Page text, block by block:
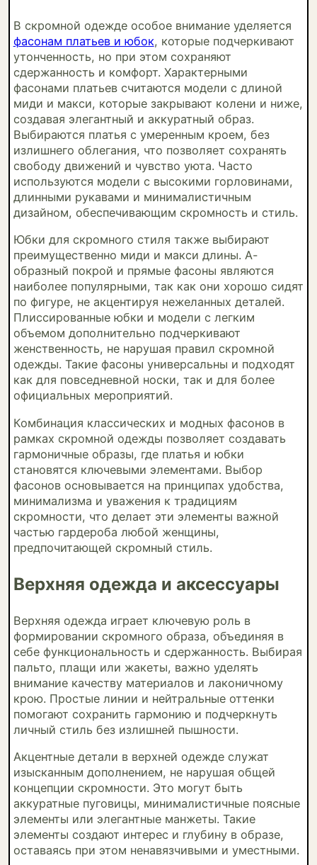
В скромной одежде особое внимание уделяется
фасонам платьев и юбок, которые подчеркивают
утонченность, но при этом сохраняют
сдержанность и комфорт. Характерными
фасонами платьев считаются модели с длиной
миди и макси, которые закрывают колени и ниже,
создавая элегантный и аккуратный образ.
Выбираются платья с умеренным кроем, без
излишнего облегания, что позволяет сохранять
свободу движений и чувство уюта. Часто
используются модели с высокими горловинами,
длинными рукавами и минималистичным
дизайном, обеспечивающим скромность и стиль.
Юбки для скромного стиля также выбирают
преимущественно миди и макси длины. А-
образный покрой и прямые фасоны являются
наиболее популярными, так как они хорошо сидят
по фигуре, не акцентируя нежеланных деталей.
Плиссированные юбки и модели с легким
объемом дополнительно подчеркивают
женственность, не нарушая правил скромной
одежды. Такие фасоны универсальны и подходят
как для повседневной носки, так и для более
официальных мероприятий.
Комбинация классических и модных фасонов в
рамках скромной одежды позволяет создавать
гармоничные образы, где платья и юбки
становятся ключевыми элементами. Выбор
фасонов основывается на принципах удобства,
минимализма и уважения к традициям
скромности, что делает эти элементы важной
частью гардероба любой женщины,
предпочитающей скромный стиль.
Верхняя одежда и аксессуары
Верхняя одежда играет ключевую роль в
формировании скромного образа, объединяя в
себе функциональность и сдержанность. Выбирая
пальто, плащи или жакеты, важно уделять
внимание качеству материалов и лаконичному
крою. Простые линии и нейтральные оттенки
помогают сохранить гармонию и подчеркнуть
личный стиль без излишней пышности.
Акцентные детали в верхней одежде служат
изысканным дополнением, не нарушая общей
концепции скромности. Это могут быть
аккуратные пуговицы, минималистичные поясные
элементы или элегантные манжеты. Такие
элементы создают интерес и глубину в образе,
оставаясь при этом ненавязчивыми и уместными.